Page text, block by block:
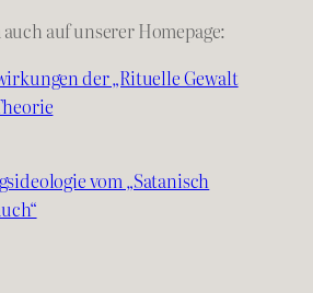
auf unserer Homepage:
der „Rituelle Gewalt
vom „Satanisch